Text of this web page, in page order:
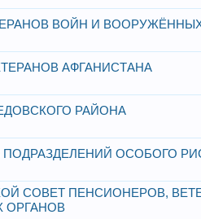
ВОЙН И
АФГАНИСТАНА
РАЙОНА
ОСОБОГО
СОВЕТ ПЕНСИОНЕРОВ,
ОРГАНОВ